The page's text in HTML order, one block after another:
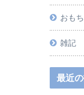
おも
雑記
最近